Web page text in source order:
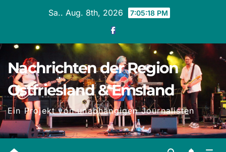
Sa.. Aug. 8th, 2026 7:05:19 PM
Nachrichten der Region
Ostfriesland & Emsland
Ein Projekt von unabhängigen Journalisten